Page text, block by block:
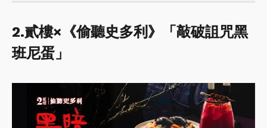
2.貳樓×《偷聽史多利》「敲破詛咒黑
班尼蛋」